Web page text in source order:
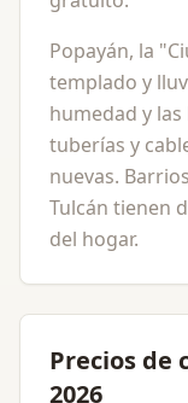
Popayán, la
templado y
humedad y
tuberías y
nuevas.
Tulcán tienen
del hogar.
Precios de
2026